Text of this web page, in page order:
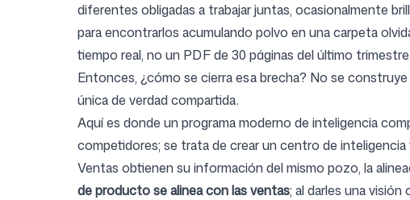
diferentes obligadas a trabajar juntas, ocasionalmente
para encontrarlos acumulando polvo en una carpeta
tiempo real, no un PDF de 30 páginas del último trimestre.
Entonces, ¿cómo se cierra esa brecha? No se
única de verdad compartida.
Aquí es donde un programa moderno de inteligencia
competidores; se trata de crear un centro de
Ventas obtienen su información del mismo pozo, la
de producto se alinea con las ventas; al darles una